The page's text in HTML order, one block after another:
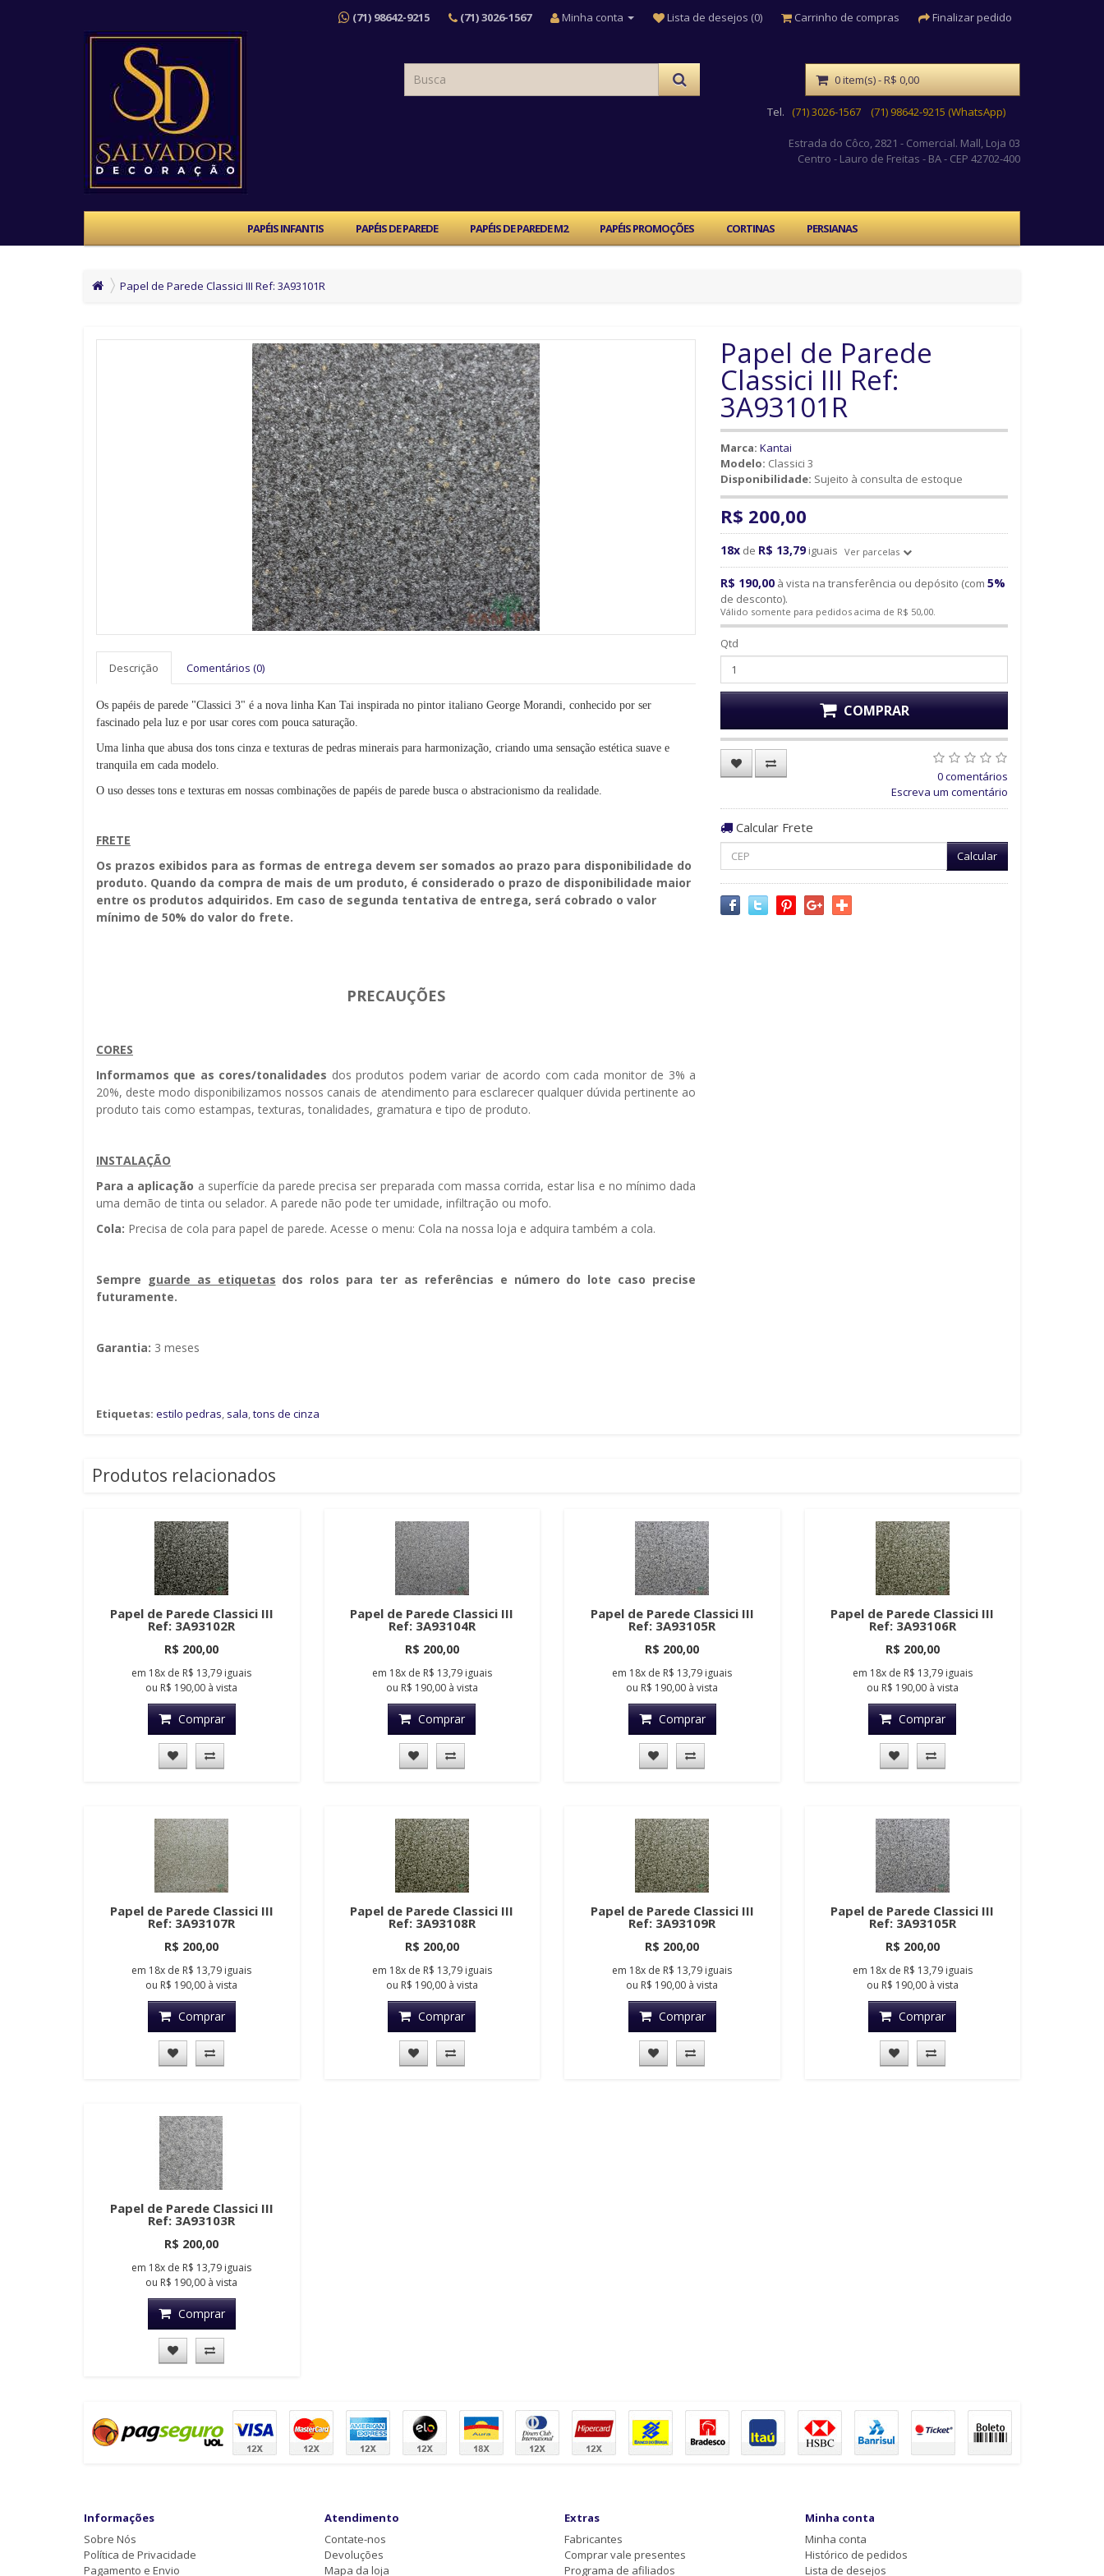
(71) 98642-9215 (71) 3026-1567 Minha conta Lista de desejos (0) Carrinho de compras Finalizar pedido
Tel. (71) 3026-1567 (71) 98642-9215 (WhatsApp)
Estrada do Côco, 2821 - Comercial. Mall, Loja 03
Centro - Lauro de Freitas - BA - CEP 42702-400
0 item(s) - R$ 0,00
PAPÉIS INFANTIS PAPÉIS DE PAREDE PAPÉIS DE PAREDE M2 PAPÉIS PROMOÇÕES CORTINAS PERSIANAS
Papel de Parede Classici III Ref: 3A93101R
Papel de Parede
Classici III Ref:
3A93101R
Marca: Kantai
Modelo: Classici 3
Disponibilidade: Sujeito à consulta de estoque
R$ 200,00
18x de R$ 13,79 iguais Ver parcelas
R$ 190,00 à vista na transferência ou depósito (com 5%
de desconto).
Válido somente para pedidos acima de R$ 50,00.
Qtd
COMPRAR
0 comentários
Escreva um comentário
Calcular Frete
Calcular
Descrição Comentários (0)
Os papéis de parede "Classici 3" é a nova linha Kan Tai inspirada no pintor italiano George Morandi, conhecido por ser
fascinado pela luz e por usar cores com pouca saturação.
Uma linha que abusa dos tons cinza e texturas de pedras minerais para harmonização, criando uma sensação estética suave e
tranquila em cada modelo.
O uso desses tons e texturas em nossas combinações de papéis de parede busca o abstracionismo da realidade.
FRETE
Os prazos exibidos para as formas de entrega devem ser somados ao prazo para disponibilidade do
produto. Quando da compra de mais de um produto, é considerado o prazo de disponibilidade maior
entre os produtos adquiridos. Em caso de segunda tentativa de entrega, será cobrado o valor
mínimo de 50% do valor do frete.
PRECAUÇÕES
CORES
Informamos que as cores/tonalidades dos produtos podem variar de acordo com cada monitor de 3% a
20%, deste modo disponibilizamos nossos canais de atendimento para esclarecer qualquer dúvida pertinente ao
produto tais como estampas, texturas, tonalidades, gramatura e tipo de produto.
INSTALAÇÃO
Para a aplicação a superfície da parede precisa ser preparada com massa corrida, estar lisa e no mínimo dada
uma demão de tinta ou selador. A parede não pode ter umidade, infiltração ou mofo.
Cola: Precisa de cola para papel de parede. Acesse o menu: Cola na nossa loja e adquira também a cola.
Sempre guarde as etiquetas dos rolos para ter as referências e número do lote caso precise
futuramente.
Garantia: 3 meses
Etiquetas: estilo pedras, sala,tons de cinza
Produtos relacionados
Papel de Parede Classici III
Ref: 3A93102R
R$ 200,00
em 18x de R$ 13,79 iguais
ou R$ 190,00 à vista
Comprar
Papel de Parede Classici III
Ref: 3A93104R
R$ 200,00
em 18xde R$ 13,79 iguais
ou R$ 190,00à vista
Comprar
Papel de Parede Classici III
Ref: 3A93105R
R$ 200,00
em 18x de R$ 13,79 iguais
ou R$ 190,00 à vista
Comprar
Papel de Parede Classici III
Ref: 3A93106R
R$ 200,00
em 18xde R$ 13,79 iguais
ou R$ 190,00à vista
Comprar
Papel de Parede Classici III
Ref: 3A93107R
R$ 200,00
em 18x de R$ 13,79 iguais
ou R$ 190,00 à vista
Comprar
Papel de Parede Classici III
Ref: 3A93108R
R$ 200,00
em 18xde R$ 13,79 iguais
ou R$ 190,00à vista
Comprar
Papel de Parede Classici III
Ref: 3A93109R
R$ 200,00
em 18x de R$ 13,79 iguais
ou R$ 190,00 à vista
Comprar
Papel de Parede Classici III
Ref: 3A93105R
R$ 200,00
em 18xde R$ 13,79 iguais
ou R$ 190,00à vista
Comprar
Papel de Parede Classici III
Ref: 3A93103R
R$ 200,00
em 18x de R$ 13,79 iguais
ou R$ 190,00 à vista
Comprar
Informações
Sobre Nós
Política de Privacidade
Pagamento e Envio
Atendimento
Contate-nos
Devoluções
Mapa da loja
Extras
Fabricantes
Comprar vale presentes
Programa de afiliados
Minha conta
Minha conta
Histórico de pedidos
Lista de desejos